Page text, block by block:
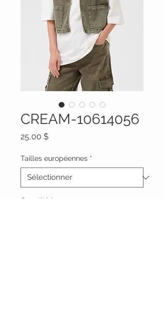
CREAM-10614056
25,00 $Prix
Tailles européennes *
Quantité *